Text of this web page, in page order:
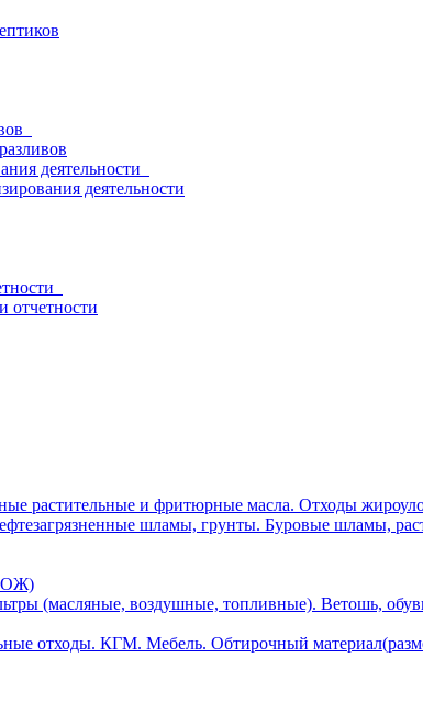
деятельности
деятельности
отчетности
растительные и фритюрные масла. Отходы
шламы, грунты. Буровые шламы,
(масляные, воздушные, топливные). Ветошь,
отходы. КГМ. Мебель. Обтирочный